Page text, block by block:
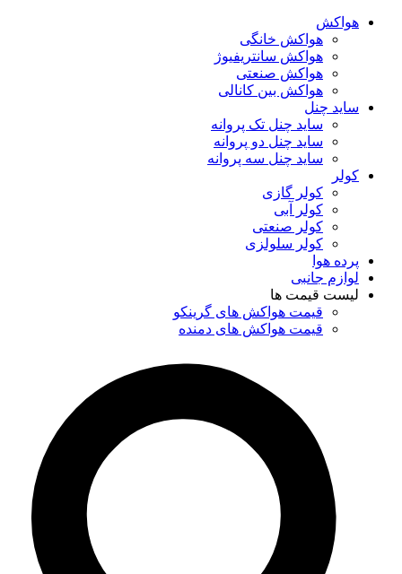
هواکش
هواکش خانگی
هواکش سانتریفیوژ
هواکش صنعتی
هواکش بین کانالی
ساید چنل
ساید چنل تک پروانه
ساید چنل دو پروانه
ساید چنل سه پروانه
کولر
کولر گازی
کولر آبی
کولر صنعتی
کولر سلولزی
پرده هوا
لوازم جانبی
لیست قیمت ها
قیمت هواکش های گرینکو
قیمت هواکش های دمنده